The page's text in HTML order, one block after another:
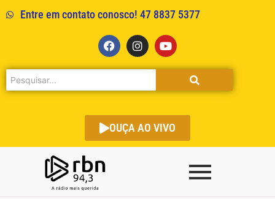
Entre em contato conosco! 47 8837 5377
OUÇA AO VIVO